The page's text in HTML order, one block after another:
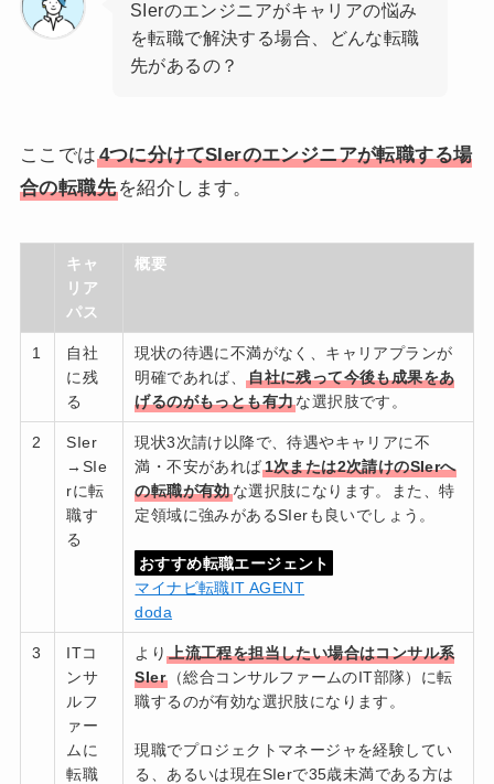
SIerのエンジニアがキャリアの悩み
を転職で解決する場合、どんな転職
先があるの？
ここでは4つに分けてSIerのエンジニアが転職する場
合の転職先を紹介します。
キャ
リア
パス
概要
1
自社
に残
る
現状の待遇に不満がなく、キャリアプランが
明確であれば、自社に残って今後も成果をあ
げるのがもっとも有力な選択肢です。
2
SIer
→SIe
rに転
職す
る
現状3次請け以降で、待遇やキャリアに不
満・不安があれば1次または2次請けのSIerへ
の転職が有効な選択肢になります。また、特
定領域に強みがあるSIerも良いでしょう。
おすすめ転職エージェント
マイナビ転職IT AGENT
doda
3
ITコ
ンサ
ルフ
ァー
ムに
転職
より上流工程を担当したい場合はコンサル系
SIer
（総合コンサルファームのIT部隊）に転
職するのが有効な選択肢になります。
現職でプロジェクトマネージャを経験してい
る、あるいは現在SIerで35歳未満である方は